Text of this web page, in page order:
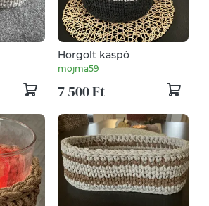
Horgolt kaspó
mojma59
7 500 Ft